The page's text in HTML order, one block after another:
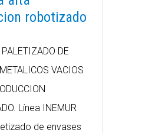
robotizado
DE
VACIOS
Línea INEMUR
de envases